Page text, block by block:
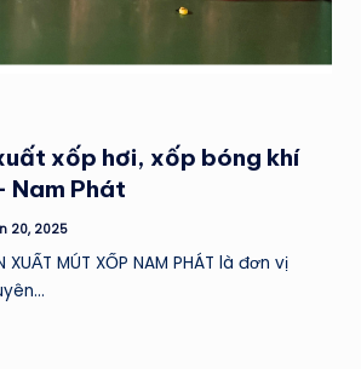
xốp hơi, xốp bóng khí
Nam Phát
20, 2025
XUẤT MÚT XỐP NAM PHÁT là đơn vị